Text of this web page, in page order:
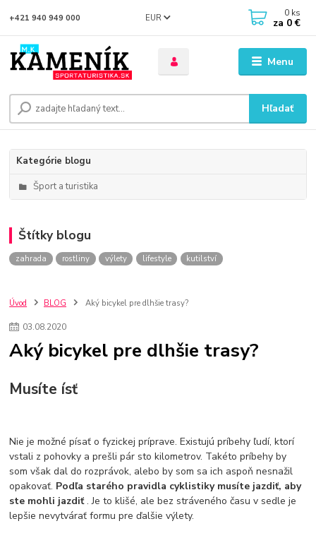
Menu
EUR
Hľadať
+421 940 949 000 0 ks
za 0 €
Kategórie blogu
Šport a turistika
Štítky blogu
zahrada rostliny výlety lifestyle kutilství
Úvod BLOG Aký bicykel pre dlhšie trasy?
03.08.2020
Aký bicykel pre dlhšie trasy?
Musíte ísť
Nie je možné písať o fyzickej príprave. Existujú príbehy ľudí, ktorí
vstali z pohovky a prešli pár sto kilometrov. Takéto príbehy by
som však dal do rozprávok, alebo by som sa ich aspoň nesnažil
opakovať. Podľa starého pravidla cyklistiky musíte jazdiť, aby
ste mohli jazdiť. Je to klišé, ale bez stráveného času v sedle je
lepšie nevytvárať formu pre ďalšie výlety.